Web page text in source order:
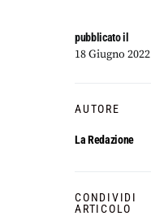
pubblicato il
18 Giugno 2022
AUTORE
La Redazione
CONDIVIDI
ARTICOLO